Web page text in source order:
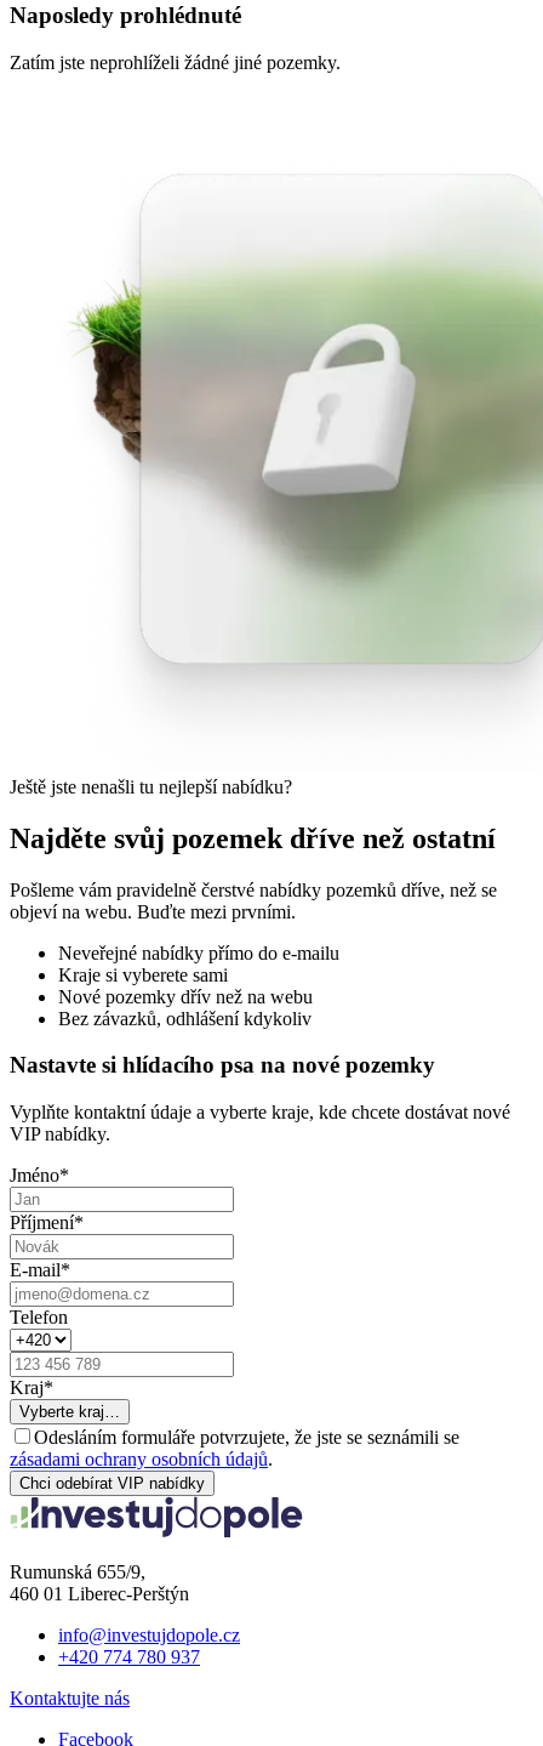
Naposledy prohlédnuté
Zatím jste neprohlíželi žádné jiné pozemky.
Ještě jste nenašli tu nejlepší nabídku?
Najděte svůj pozemek dříve než ostatní
Pošleme vám pravidelně čerstvé nabídky pozemků dříve, než se
objeví na webu. Buďte mezi prvními.
Neveřejné nabídky přímo do e-mailu
Kraje si vyberete sami
Nové pozemky dřív než na webu
Bez závazků, odhlášení kdykoliv
Nastavte si hlídacího psa na nové pozemky
Vyplňte kontaktní údaje a vyberte kraje, kde chcete dostávat nové
VIP nabídky.
Jméno*
Příjmení*
E-mail*
Telefon
Kraj*
Vyberte kraj…
Odesláním formuláře potvrzujete, že jste se seznámili se
zásadami ochrany osobních údajů.
Chci odebírat VIP nabídky
Rumunská 655/9,
460 01 Liberec-Perštýn
info@investujdopole.cz
+420 774 780 937
Kontaktujte nás
Facebook